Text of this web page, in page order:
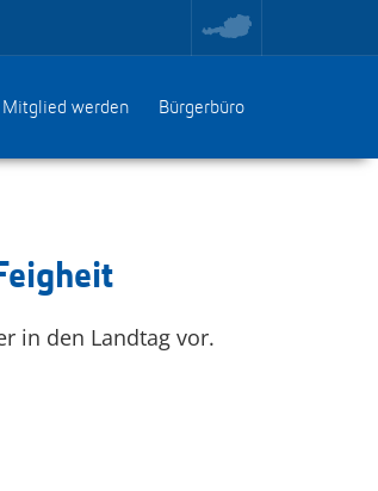
toggle
region
menu
Mitglied werden Bürgerbüro
in den Landtag vor.